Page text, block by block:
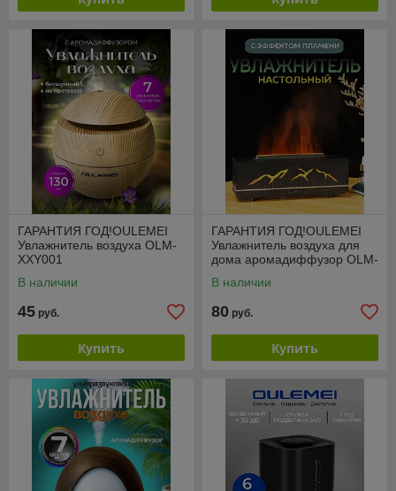
ГАРАНТИЯ ГОД!OULEMEI
Увлажнитель воздуха OLM-
XXY001
В наличии
45 руб.
Купить
ГАРАНТИЯ ГОД!OULEMEI
Увлажнитель воздуха для
дома аромадиффузор OLM-
В наличии
80 руб.
Купить